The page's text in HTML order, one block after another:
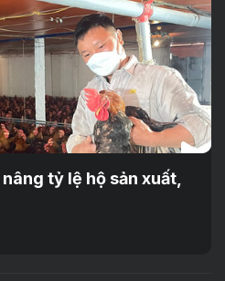
tỷ lệ hộ sản xuất,